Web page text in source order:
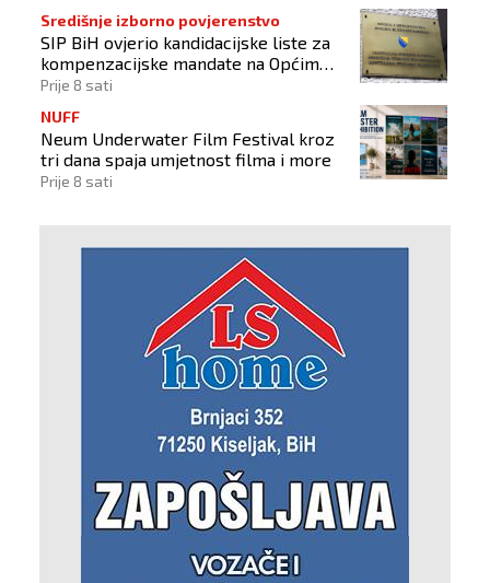
Središnje izborno povjerenstvo
SIP BiH ovjerio kandidacijske liste za
kompenzacijske mandate na Općim
izborima 2026
Prije 8 sati
NUFF
Neum Underwater Film Festival kroz
tri dana spaja umjetnost filma i more
Prije 8 sati